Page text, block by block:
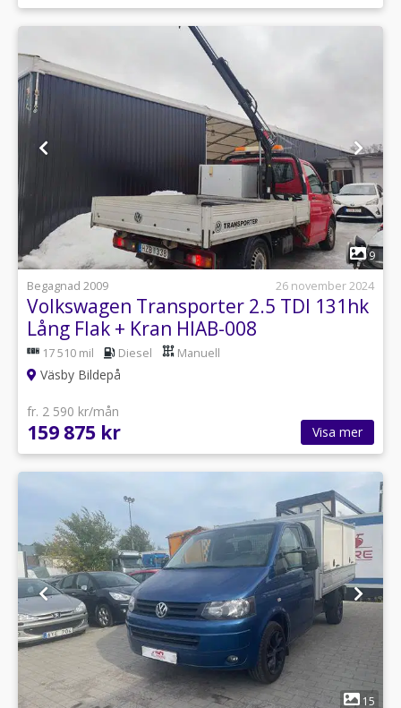
1
9
Begagnad 2009
26 november 2024
Volkswagen Transporter 2.5 TDI 131hk
Lång Flak + Kran HIAB-008
17 510 mil Diesel Manuell
Väsby Bildepå
fr. 2 590 kr/mån
159 875 kr Visa mer
1 15